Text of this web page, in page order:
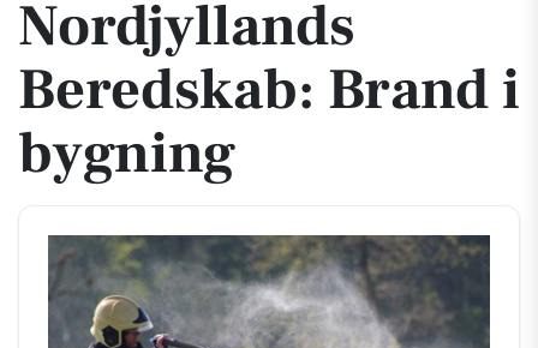
Nordjyllands
Beredskab: Brand i
bygning